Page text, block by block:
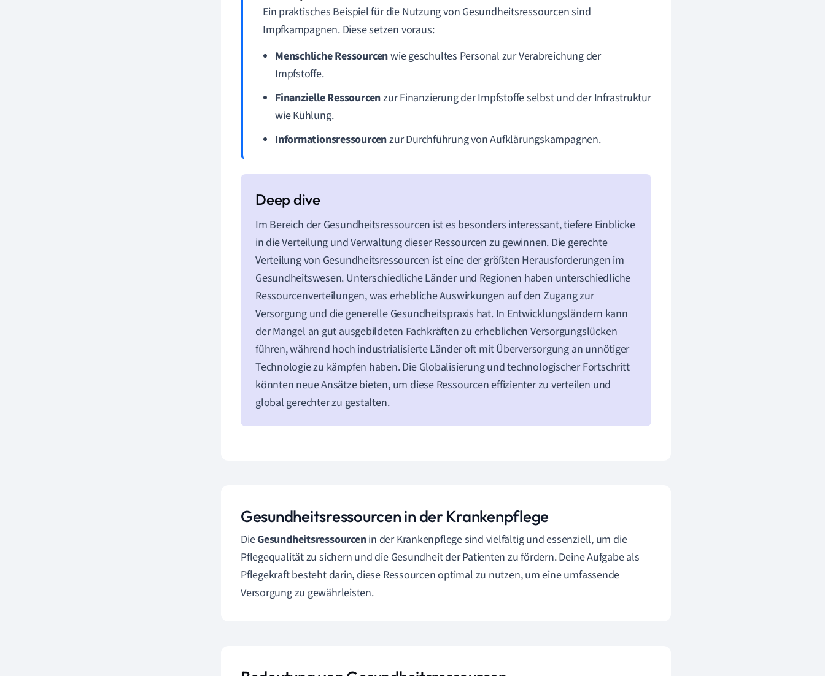
Ein praktisches Beispiel für die Nutzung von Gesundheitsressourcen sind
Impfkampagnen. Diese setzen voraus:
Menschliche Ressourcenwie geschultes Personal zur Verabreichung der
Impfstoffe.
Finanzielle Ressourcenzur Finanzierung der Impfstoffe selbst und der Infrastruktur
wie Kühlung.
Informationsressourcenzur Durchführung von Aufklärungskampagnen.
Im Bereich der Gesundheitsressourcen ist es besonders interessant, tiefere Einblicke
in die Verteilung und Verwaltung dieser Ressourcen zu gewinnen. Die gerechte
Verteilung von Gesundheitsressourcen ist eine der größten Herausforderungen im
Gesundheitswesen. Unterschiedliche Länder und Regionen haben unterschiedliche
Ressourcenverteilungen, was erhebliche Auswirkungen auf den Zugang zur
Versorgung und die generelle Gesundheitspraxis hat. In Entwicklungsländern kann
der Mangel an gut ausgebildeten Fachkräften zu erheblichen Versorgungslücken
führen, während hoch industrialisierte Länder oft mit Überversorgung an unnötiger
Technologie zu kämpfen haben. Die Globalisierung und technologischer Fortschritt
könnten neue Ansätze bieten, um diese Ressourcen effizienter zu verteilen und
global gerechter zu gestalten.
Gesundheitsressourcen in der Krankenpflege
DieGesundheitsressourcenin der Krankenpflege sind vielfältig und essenziell, um die
Pflegequalität zu sichern und die Gesundheit der Patienten zu fördern. Deine Aufgabe als
Pflegekraft besteht darin, diese Ressourcen optimal zu nutzen, um eine umfassende
Versorgung zu gewährleisten.